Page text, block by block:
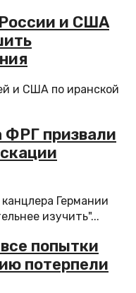
России и США
и США по иранской
ФРГ призвали
Германии
изучить"...
попытки
потерпели